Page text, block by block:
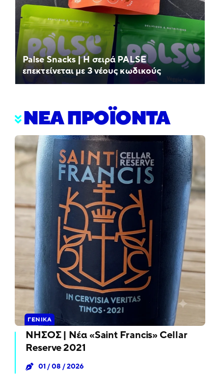
Palse Snacks | Η σειρά PALSE
επεκτείνεται με 3 νέους κωδικούς
ΝΕΑ ΠΡΟΪΟΝΤΑ
ΓΕΝΙΚΆ
ΝΗΣΟΣ | Νέα «Saint Francis» Cellar
Reserve 2021
01 / 08 / 2026